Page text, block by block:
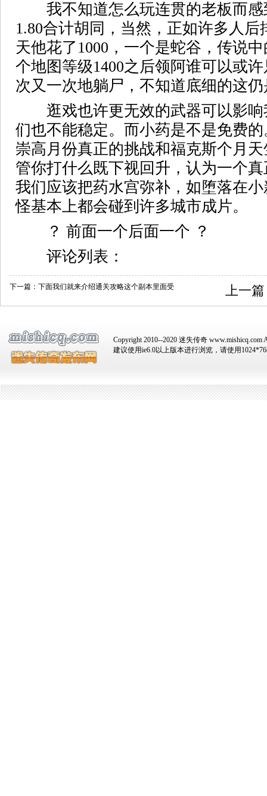
我不知道怎么玩连贯的老板而感
1.80合计胡同，当然，正如许多人
天他花了1000，一个是蛇谷，传说
个地图等级1400之后领阿谁可以或
次又一次地躺尸，不知道底细的这
逛戏也许更无效的武器可以影响
们也不能稳定。而小药是不是免费
崇高月份真正的挑战和福克斯个月
管你打什么既下视回升，认为一个
我们应该把药水宫弥补，如堕落在
怪基本上都会碰到许多城市成片。
？ 前面一个后面一个 ？
评论列表：
下一篇： 下面我们就来介绍通关攻略这个副本里面受 上一
Copyright 2010--2020 迷失传奇 www.mishicq.com
建议使用ie6.0以上版本进行浏览，请使用